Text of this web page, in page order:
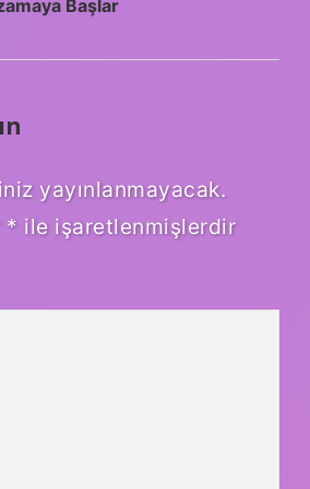
Başlar
yayınlanmayacak.
* ile işaretlenmişlerdir